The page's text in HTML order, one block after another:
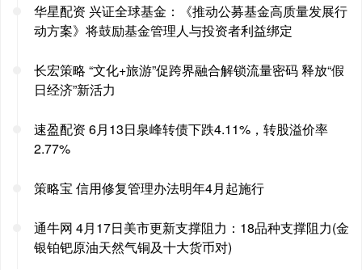
华星配资 兴证全球基金：《推动公募基金高质量发展行
动方案》将鼓励基金管理人与投资者利益绑定
长宏策略 “文化+旅游”促跨界融合解锁流量密码 释放“假
日经济”新活力
速盈配资 6月13日泉峰转债下跌4.11%，转股溢价率
2.77%
策略宝 信用修复管理办法明年4月起施行
通牛网 4月17日美市更新支撑阻力：18品种支撑阻力(金
银铂钯原油天然气铜及十大货币对)